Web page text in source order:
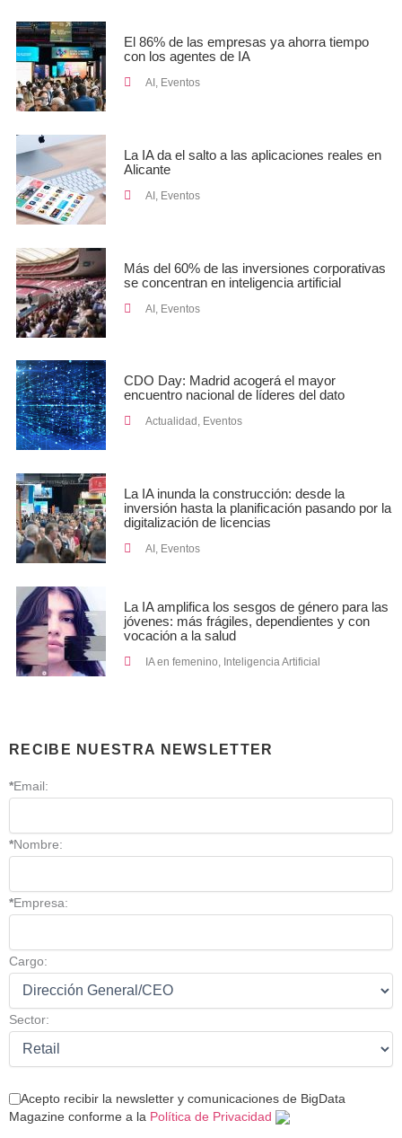
El 86% de las empresas ya ahorra tiempo
con los agentes de IA
AI , Eventos
La IA da el salto a las aplicaciones reales en
Alicante
AI , Eventos
Más del 60% de las inversiones corporativas
se concentran en inteligencia artificial
AI Eventos
CDO Day: Madrid acogerá el mayor
encuentro nacional de líderes del dato
Actualidad , Eventos
La IA inunda la construcción: desde la
inversión hasta la planificación pasando por la
digitalización de licencias
AI , Eventos
La IA amplifica los sesgos de género para las
jóvenes: más frágiles, dependientes y con
vocación a la salud
IA en femenino Inteligencia Artificial
RECIBE NUESTRA NEWSLETTER
*Email:
*Nombre:
*Empresa:
Cargo:
Sector:
Acepto recibir la newsletter y comunicaciones de BigData
Magazine conforme a la Política de Privacidad